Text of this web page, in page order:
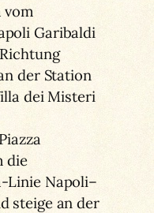
vom
Garibaldi
der Station
dei Misteri
die
Linie Napoli–
steige an der